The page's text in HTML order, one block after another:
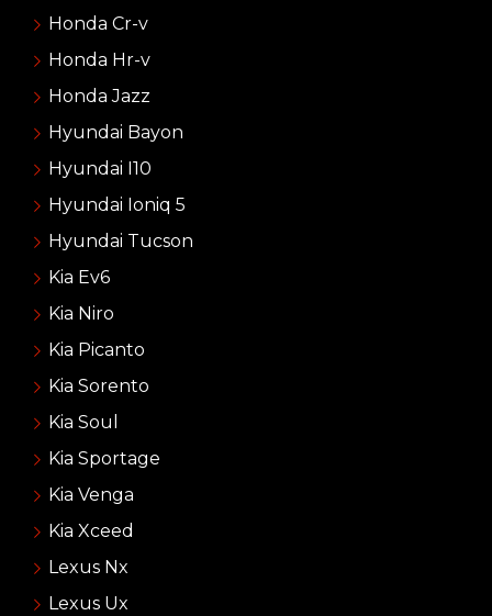
Honda Cr-v
Honda Hr-v
Honda Jazz
Hyundai Bayon
Hyundai I10
Hyundai Ioniq 5
Hyundai Tucson
Kia Ev6
Kia Niro
Kia Picanto
Kia Sorento
Kia Soul
Kia Sportage
Kia Venga
Kia Xceed
Lexus Nx
Lexus Ux